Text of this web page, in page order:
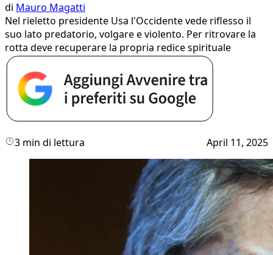
di Mauro Magatti
Nel rieletto presidente Usa l'Occidente vede riflesso il
suo lato predatorio, volgare e violento. Per ritrovare la
rotta deve recuperare la propria redice spirituale
3 min di lettura April 11, 2025